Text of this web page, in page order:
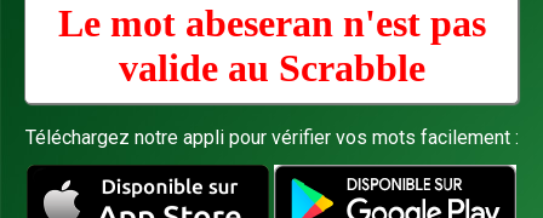
Le mot abeseran n'est pas
valide au Scrabble
Téléchargez notre appli pour vérifier vos mots facilement :